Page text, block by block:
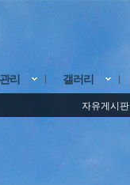
리 갤러리
자유게시판